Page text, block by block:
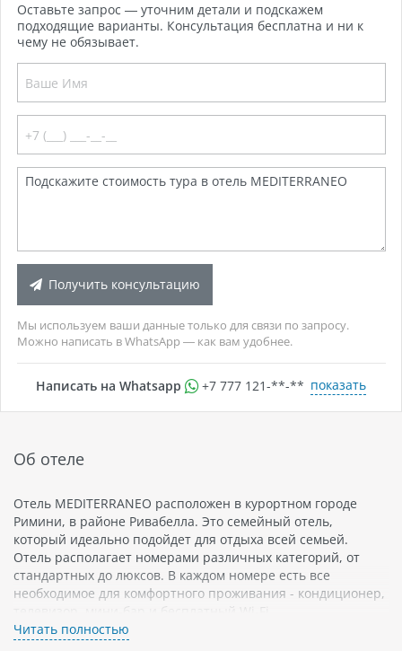
Оставьте запрос — уточним детали и подскажем
подходящие варианты. Консультация бесплатна и ни к
чему не обязывает.
Получить консультацию
Мы используем ваши данные только для связи по запросу.
Можно написать в WhatsApp — как вам удобнее.
Написать на Whatsapp +7 777 121-**-** показать
Об отеле
Отель MEDITERRANEO расположен в курортном городе
Римини, в районе Ривабелла. Это семейный отель,
который идеально подойдет для отдыха всей семьей.
Отель располагает номерами различных категорий, от
стандартных до люксов. В каждом номере есть все
необходимое для комфортного проживания - кондиционер,
телевизор, мини-бар и бесплатный Wi-Fi.
Отель MEDITERRANEO находится в непосредственной
Читать полностью